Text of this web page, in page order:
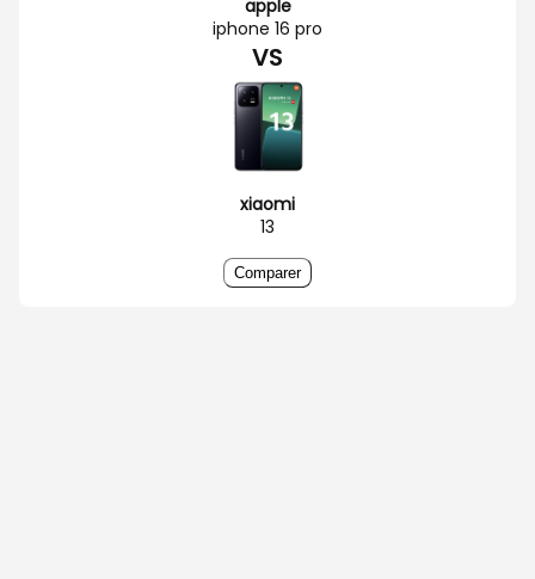
apple
iphone 16 pro
VS
xiaomi
13
Comparer